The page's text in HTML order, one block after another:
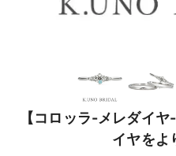
【コロッラ-メレダイ
イヤをよ